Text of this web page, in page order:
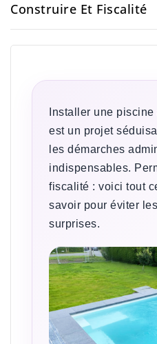
Construire Et Fiscalité
Installer une
est un projet
les démarches
indispensables.
fiscalité : voici tout
savoir pour éviter
surprises.